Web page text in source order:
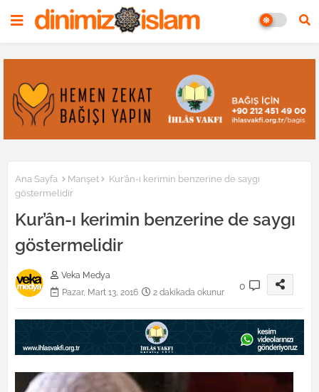
Ana Sayfa Manşet
Kur’ân-ı kerimin benzerine de saygı
göstermelidir
Kur’ân-ı kerimin benzerine de saygı
göstermelidir
Veka Medya
Pazar, Mart 13, 2016
2 dakikada okunur
0